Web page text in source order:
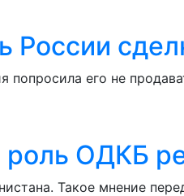
России
его не
ОДКБ
Такое мнение